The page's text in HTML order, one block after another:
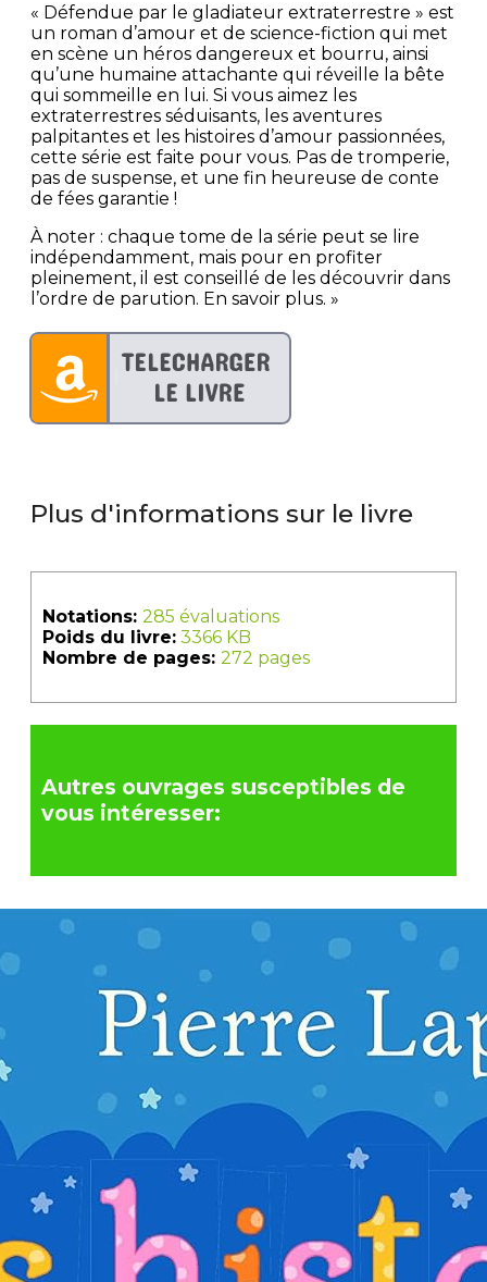
« Défendue par le gladiateur extraterrestre » est
un roman d’amour et de science-fiction qui met
en scène un héros dangereux et bourru, ainsi
qu’une humaine attachante qui réveille la bête
qui sommeille en lui. Si vous aimez les
extraterrestres séduisants, les aventures
palpitantes et les histoires d’amour passionnées,
cette série est faite pour vous. Pas de tromperie,
pas de suspense, et une fin heureuse de conte
de fées garantie !
À noter : chaque tome de la série peut se lire
indépendamment, mais pour en profiter
pleinement, il est conseillé de les découvrir dans
l’ordre de parution. En savoir plus. »
Plus d'informations sur le livre
Notations: 285 évaluations
Poids du livre: 3366 KB
Nombre de pages: 272 pages
Autres ouvrages susceptibles de
vous intéresser: